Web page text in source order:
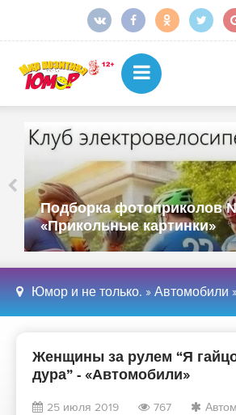
Подборка фотоприколов
«Прикольные картинки»
Юмор и не только. » Автомобили »
Женщины за рулем “Я
дура” - «Автомобили»
25 июля 2019 767